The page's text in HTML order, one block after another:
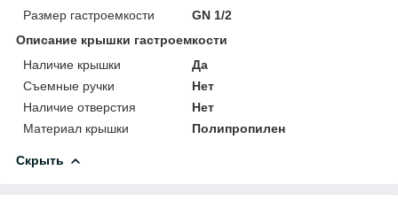
Размер гастроемкости
GN 1/2
Описание крышки гастроемкости
Наличие крышки
Да
Съемные ручки
Нет
Наличие отверстия
Нет
Материал крышки
Полипропилен
Скрыть